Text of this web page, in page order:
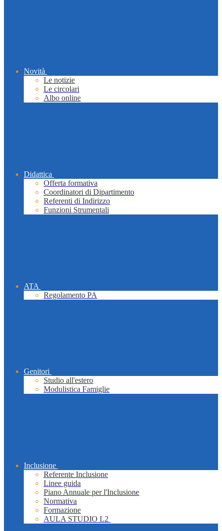
Novità
Le notizie
Le circolari
Albo online
Didattica
Offerta formativa
Coordinatori di Dipartimento
Referenti di Indirizzo
Funzioni Strumentali
ATA
Regolamento PA
Genitori
Studio all'estero
Modulistica Famiglie
Inclusione
Referente Inclusione
Linee guida
Piano Annuale per l'Inclusione
Normativa
Formazione
AULA STUDIO L2